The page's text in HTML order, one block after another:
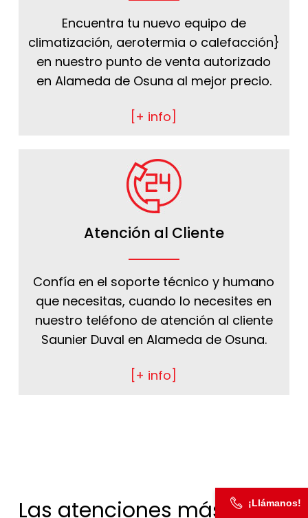
Encuentra tu nuevo equipo de
climatización, aerotermia o calefacción}
en nuestro punto de venta autorizado
en Alameda de Osuna al mejor precio.
[+ info]
Atención al Cliente
Confía en el soporte técnico y humano
que necesitas, cuando lo necesites en
nuestro teléfono de atención al cliente
Saunier Duval en Alameda de Osuna.
[+ info]
Las atenciones más ¡Llámanos!